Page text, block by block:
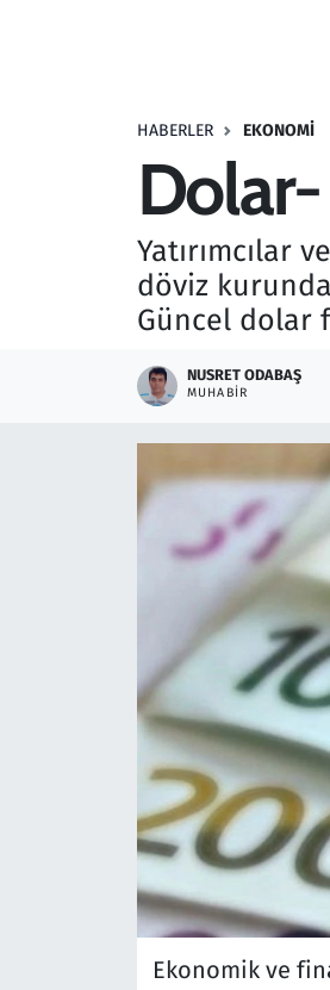
HABERLER EKONOMI
Yatırımcılar
döviz
Güncel dolar
NUSRET ODABAŞ
MUHABIR
Ekonomik ve
Savunma Sanayi
Seçim 2023
Televizyon